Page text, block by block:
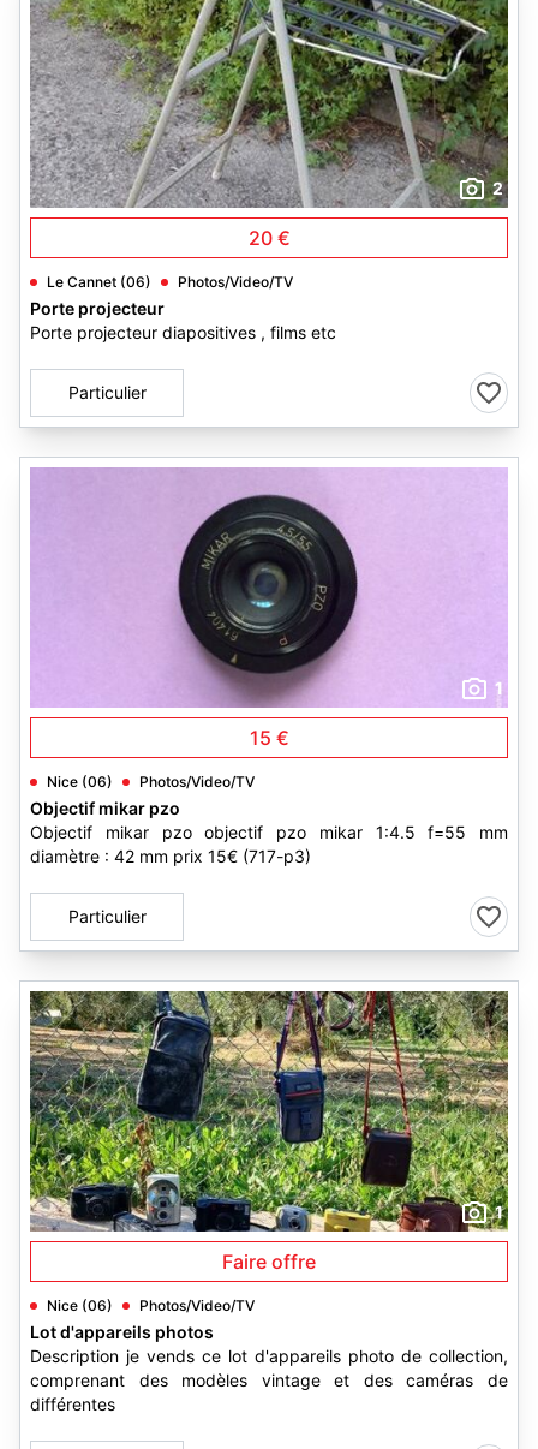
2
20 €
Le Cannet (06) Photos/Video/TV
Porte projecteur
Porte projecteur diapositives , films etc
Particulier
1
15 €
Nice (06) Photos/Video/TV
Objectif mikar pzo
Objectif mikar pzo objectif pzo mikar 1:4.5 f=55 mm
diamètre : 42 mm prix 15€ (717-p3)
Particulier
1
Faire offre
Nice (06) Photos/Video/TV
Lot d'appareils photos
Description je vends ce lot d'appareils photo de collection,
comprenant des modèles vintage et des caméras de
différentes